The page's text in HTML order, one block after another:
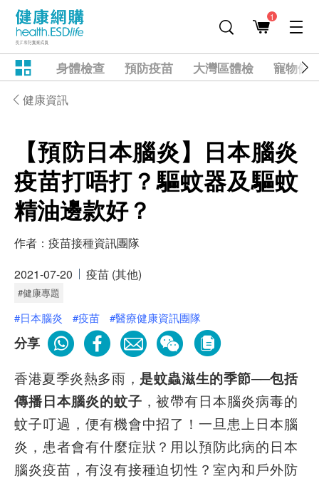
1
身體檢查 預防疫苗 大灣區體檢 寵物健
健康資訊
【預防日本腦炎】日本腦炎
疫苗打唔打？驅蚊器及驅蚊
精油邊款好？
作者： 疫苗接種資訊團隊
2021-07-20
疫苗 (其他)
#健康專題
#日本腦炎 #疫苗 #醫療健康資訊團隊
分享
香港夏季炎熱多雨， 是蚊蟲滋生的季節──包括
傳播日本腦炎的蚊子 ，被帶有日本腦炎病毒的
蚊子叮過，便有機會中招了！一旦患上日本腦
炎，患者會有什麼症狀？用以預防此病的日本
腦炎疫苗，有沒有接種迫切性？室內和戶外防